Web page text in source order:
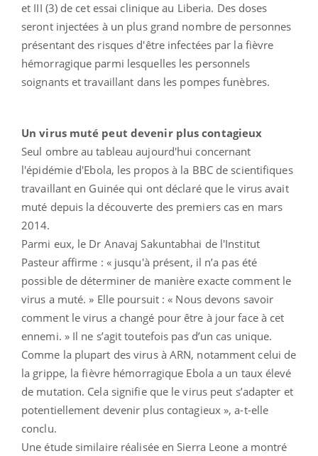
et III (3) de cet essai clinique au Liberia. Des doses
seront injectées à un plus grand nombre de personnes
présentant des risques d'être infectées par la fièvre
hémorragique parmi lesquelles les personnels
soignants et travaillant dans les pompes funèbres.
Un virus muté peut devenir plus contagieux
Seul ombre au tableau aujourd'hui concernant
l'épidémie d'Ebola, les propos à la BBC de scientifiques
travaillant en Guinée qui ont déclaré que le virus avait
muté depuis la découverte des premiers cas en mars
2014.
Parmi eux, le Dr Anavaj Sakuntabhai de l'Institut
Pasteur affirme : « jusqu'à présent, il n’a pas été
possible de déterminer de manière exacte comment le
virus a muté. » Elle poursuit : « Nous devons savoir
comment le virus a changé pour être à jour face à cet
ennemi. » Il ne s’agit toutefois pas d’un cas unique.
Comme la plupart des virus à ARN, notamment celui de
la grippe, la fièvre hémorragique Ebola a un taux élevé
de mutation. Cela signifie que le virus peut s’adapter et
potentiellement devenir plus contagieux », a-t-elle
conclu.
Une étude similaire réalisée en Sierra Leone a montré